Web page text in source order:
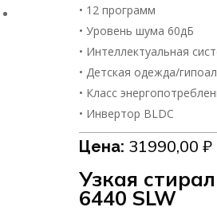
• 12 программ
• Уровень шума 60дБ
• Интеллектуальная
• Детская одежда/
• Класс
• Инвертор BLDC
Цена: 31990,00 ₽
Узкая
6440 SLW